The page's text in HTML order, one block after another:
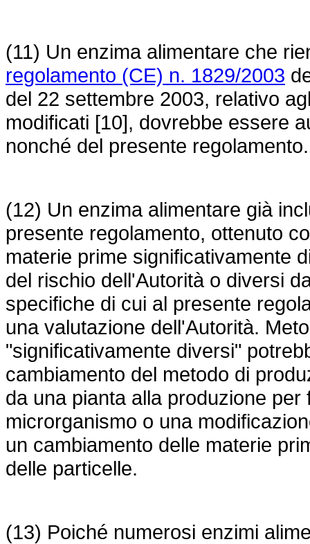
(11) Un enzima alimentare che
regolamento (CE) n. 1829/2003
del 22 settembre 2003, relativo
modificati [10], dovrebbe essere
nonché del presente regolamento.
(12) Un enzima alimentare già
presente regolamento, ottenuto
materie prime significativamente
del rischio dell'Autorità o diversi
specifiche di cui al presente
una valutazione dell'Autorità.
"significativamente diversi"
cambiamento del metodo di
da una pianta alla produzione
microrganismo o una
un cambiamento delle materie
delle particelle.
(13) Poiché numerosi enzimi